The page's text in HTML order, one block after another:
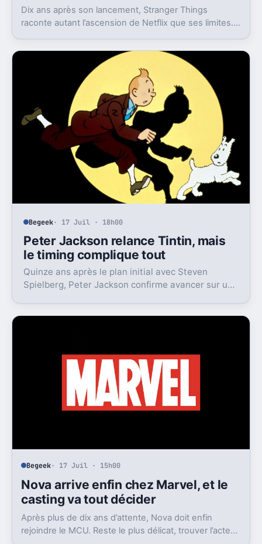
Dix ans après son lancement, Stranger Things
raconte autant l’ascension de Netflix que ses limites.
héritage.
Begeek· 17 Juil · 18h00
Peter Jackson relance Tintin, mais
le timing complique tout
Quinze ans après le plan initial avec Steven
Spielberg, Peter Jackson confirme avancer sur un
Begeek· 17 Juil · 15h00
Nova arrive enfin chez Marvel, et le
casting va tout décider
Après plus de dix ans d’attente, Nova doit enfin
rejoindre le MCU. Reste le plus délicat, trouver l’acteur